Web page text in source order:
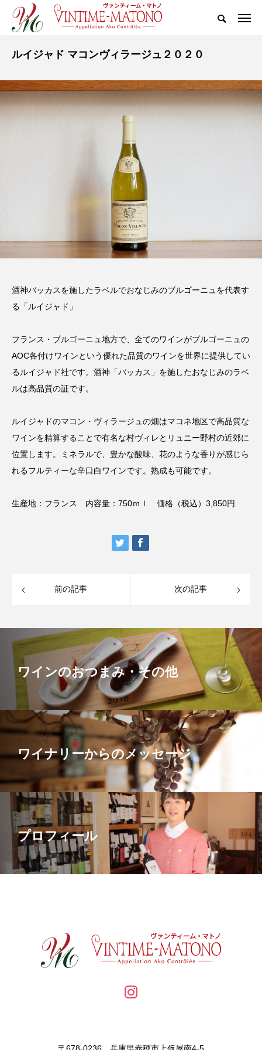
ルイジャド マコンヴィラージュ２０２０
酒神バッカスを施したラベルでおなじみのブルゴーニュを代表す
る「ルイジャド」
フランス・ブルゴーニュ地方で、全てのワインがブルゴーニュの
AOC各付けワインという優れた品質のワインを世界に提供してい
るルイジャド社です。酒神「バッカス」を施したおなじみのラベ
ルは高品質の証です。
ルイジャドのマコン・ヴィラージュの畑はマコネ地区で高品質な
ワインを精算することで有名な村ヴィレとリュニー野村の近郊に
位置します。ミネラルで、豊かな酸味、花のような香りが感じら
れるフルティーな辛口白ワインです。熟成も可能です。
生産地：フランス 内容量：750ｍｌ 価格（税込）3,850円
前の記事 次の記事
ワインのおつまみ・その他
ワイナリーからのメッセージ
プロフィール